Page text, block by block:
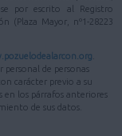
por escrito al Registro
(Plaza Mayor, nº1-28223
personal de personas
carácter previo a su
los párrafos anteriores
de sus datos.